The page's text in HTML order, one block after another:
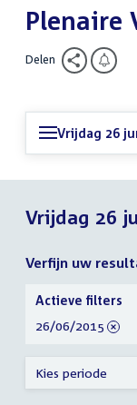
Plenaire
Delen
Vrijdag 26
Vrijdag 26
Verfijn uw
Verfijn
uw
resultaten
Actieve filters
verwijder
26/06/2015
Kies periode